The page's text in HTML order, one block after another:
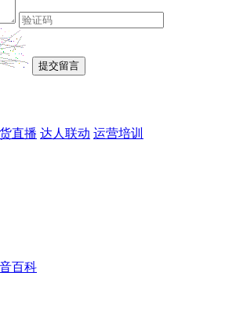
直播 达人联动 运营培训
百科